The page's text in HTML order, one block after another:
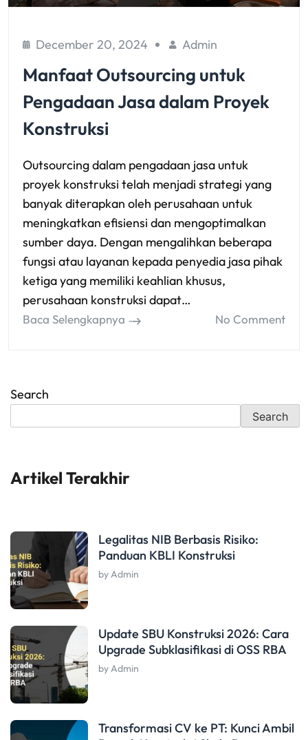
December 20, 2024 Admin
Manfaat Outsourcing untuk
Pengadaan Jasa dalam Proyek
Konstruksi
Outsourcing dalam pengadaan jasa untuk
proyek konstruksi telah menjadi strategi yang
banyak diterapkan oleh perusahaan untuk
meningkatkan efisiensi dan mengoptimalkan
sumber daya. Dengan mengalihkan beberapa
fungsi atau layanan kepada penyedia jasa pihak
ketiga yang memiliki keahlian khusus,
perusahaan konstruksi dapat…
Baca Selengkapnya No Comment
Search
Search
Artikel Terakhir
Legalitas NIB Berbasis Risiko:
Panduan KBLI Konstruksi
by Admin
Update SBU Konstruksi 2026: Cara
Upgrade Subklasifikasi di OSS RBA
by Admin
Transformasi CV ke PT: Kunci Ambil